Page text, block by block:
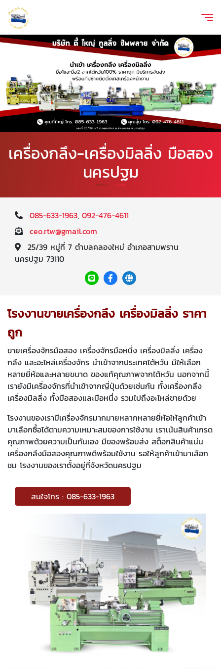
เครื่องกลึง-เครื่องมิลลิ่ง มือสอง
นครปฐม
085-633-1963, 092-476-4611
ceo.rtw@gmail.com
25/39 หมู่ที่ 7 ตำบลคลองใหม่ อำเภอสามพราน
นครปฐม 73110
โรงงานขายเครื่องกลึง เครื่องมิลลิ่ง ราคา
ถูก
ขายเครื่องจักรมือสอง เครื่องจักรมือหนึ่ง เครื่องมิลลิ่ง เครื่อง
กลึง และอะไหล่เครื่องจักร นำเข้าจากประเทศไต้หวัน มีให้เลือก
หลายยี่ห้อและหลายขนาด ของแท้คุณภาพจากไต้หวัน นอกจากนี้
เรายังมีเครื่องจักรที่นำเข้าจากญี่ปุ่นด้วยเช่นกัน ทั้งเครื่องกลึง
เครื่องมิลลิ่ง ทั้งมือสองและมือหนึ่ง รวมไปถึงอะไหล่ขายด้วย
โรงงานของเรามีเครื่องจักรมากมายหลากหลายยี่ห้อให้ลูกค้าเข้า
มาเลือกซื้อได้ตามความเหมาะสมของการใช้งาน เราเน้นสินค้าเกรด
คุณภาพด้วยความเป็นกันเอง มีของพร้อมส่ง สต็อกสินค้าแน่น
เครื่องกลึงมือสองคุณภาพดีพร้อมใช้งาน รอให้ลูกค้าเข้ามาเลือก
ชม โรงงานของเราตั้งอยู่ที่จังหวัดนครปฐม
สนใจโทร : 085-633-1963